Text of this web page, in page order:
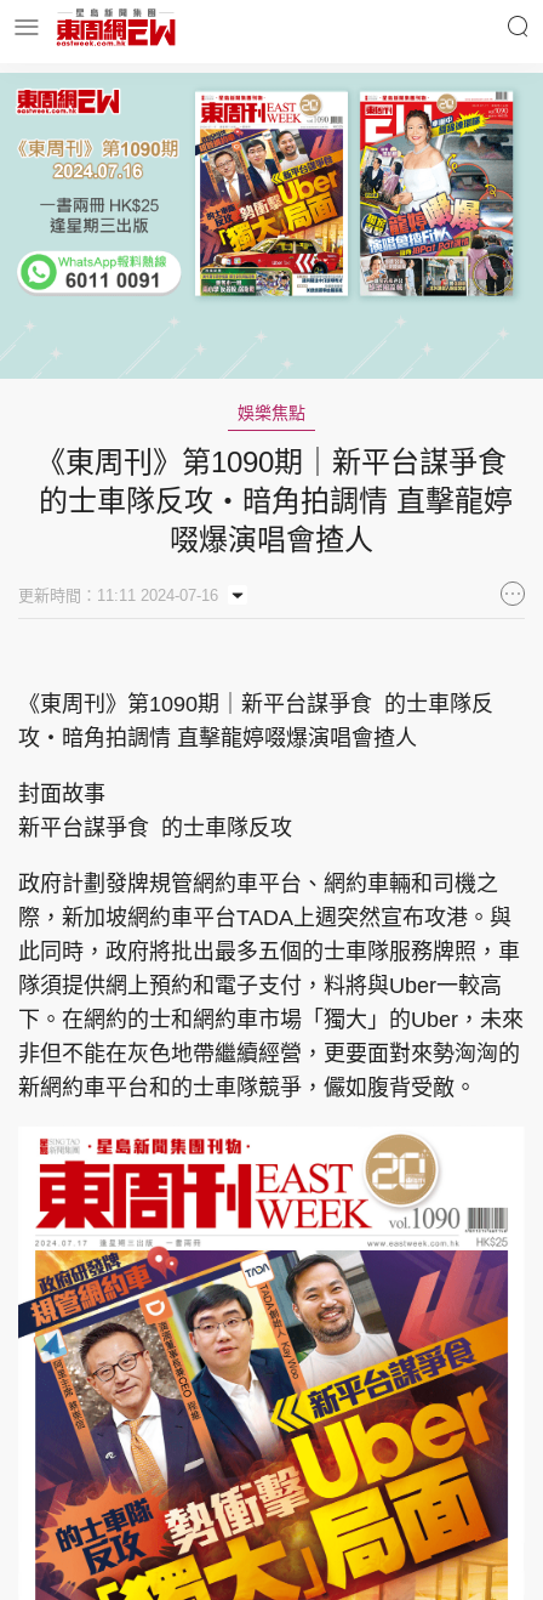
明星名人 時事財經
東周Ladies 優享生活
東周食玩通 會員活動
玄學靈異 東周專欄
東周刊 cazbuyer 東Touch
PCM 電腦廣場 星島頭條
頭條日報 星島環球 The Standard
親子王 Oh!爸媽 JobMarket
頭條搵工 EDUPLUS
關於我們
聯絡我們
隱私政策聲明
使用條款
版權及免責聲明
Copyright © 東周網 版權所有 . 不得轉載
©Eastweek.com.hk. All rights reserved.
娛樂焦點
《東周刊》第1090期｜新平台謀爭食
的士車隊反攻‧暗角拍調情 直擊龍婷
啜爆演唱會揸人
更新時間：11:11 2024-07-16
《東周刊》第1090期｜新平台謀爭食 的士車隊反
攻‧暗角拍調情 直擊龍婷啜爆演唱會揸人
封面故事
新平台謀爭食 的士車隊反攻
政府計劃發牌規管網約車平台、網約車輛和司機之
際，新加坡網約車平台TADA上週突然宣布攻港。與
此同時，政府將批出最多五個的士車隊服務牌照，車
隊須提供網上預約和電子支付，料將與Uber一較高
下。在網約的士和網約車市場「獨大」的Uber，未來
非但不能在灰色地帶繼續經營，更要面對來勢洶洶的
新網約車平台和的士車隊競爭，儼如腹背受敵。